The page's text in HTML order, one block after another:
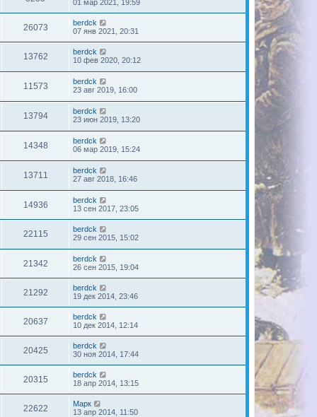
01 мар 2021, 19:59
26073
berdck
07 янв 2021, 20:31
13762
berdck
10 фев 2020, 20:12
11573
berdck
23 авг 2019, 16:00
13794
berdck
23 июн 2019, 13:20
14348
berdck
06 мар 2019, 15:24
13711
berdck
27 авг 2018, 16:46
14936
berdck
13 сен 2017, 23:05
22115
berdck
29 сен 2015, 15:02
21342
berdck
26 сен 2015, 19:04
21292
berdck
19 дек 2014, 23:46
20637
berdck
10 дек 2014, 12:14
20425
berdck
30 ноя 2014, 17:44
20315
berdck
18 апр 2014, 13:15
22622
Марк
13 апр 2014, 11:50